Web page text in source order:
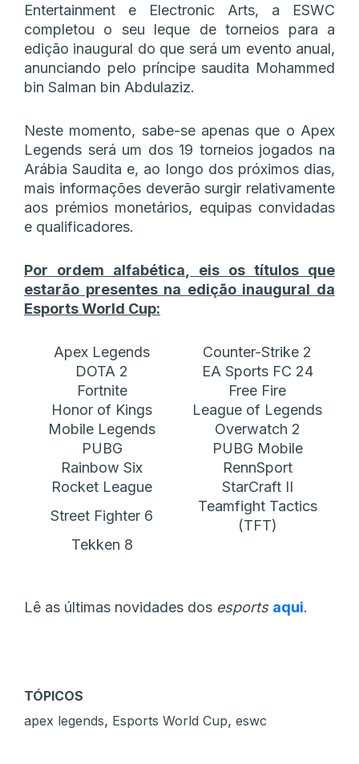
Entertainment e Electronic Arts, a ESWC
completou o seu leque de torneios para a
edição inaugural do que será um evento anual,
anunciando pelo príncipe saudita Mohammed
bin Salman bin Abdulaziz.
Neste momento, sabe-se apenas que o Apex
Legends será um dos 19 torneios jogados na
Arábia Saudita e, ao longo dos próximos dias,
mais informações deverão surgir relativamente
aos prémios monetários, equipas convidadas
e qualificadores.
Por ordem alfabética, eis os títulos que
estarão presentes na edição inaugural da
Esports World Cup:
Apex Legends
Counter-Strike 2
DOTA 2
EA Sports FC 24
Fortnite
Free Fire
Honor of Kings
League of Legends
Mobile Legends
Overwatch 2
PUBG
PUBG Mobile
Rainbow Six
RennSport
Rocket League
StarCraft II
Street Fighter 6
Teamfight Tactics
(TFT)
Tekken 8
Lê as últimas novidades dos esports aqui.
TÓPICOS
apex legends, Esports World Cup, eswc